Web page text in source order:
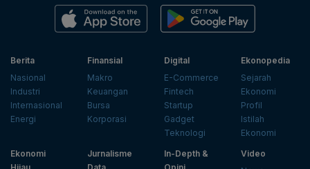
Berita
Nasional
Industri
Internasional
Energi
Finansial
Makro
Keuangan
Bursa
Korporasi
Digital
E-Commerce
Fintech
Startup
Gadget
Teknologi
Ekonopedia
Sejarah
Ekonomi
Profil
Istilah
Ekonomi
Ekonomi
Jurnalisme
In-Depth &
Video